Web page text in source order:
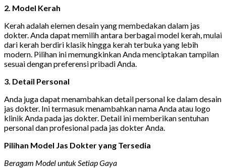
2. Model Kerah
Kerah adalah elemen desain yang membedakan dalam jas
dokter. Anda dapat memilih antara berbagai model kerah, mulai
dari kerah berdiri klasik hingga kerah terbuka yang lebih
modern. Pilihan ini memungkinkan Anda menciptakan tampilan
sesuai dengan preferensi pribadi Anda.
3. Detail Personal
Anda juga dapat menambahkan detail personal ke dalam desain
jas dokter. Ini termasuk menambahkan nama Anda atau logo
klinik Anda pada jas dokter. Detail ini memberikan sentuhan
personal dan profesional pada jas dokter Anda.
Pilihan Model Jas Dokter yang Tersedia
Beragam Model untuk Setiap Gaya